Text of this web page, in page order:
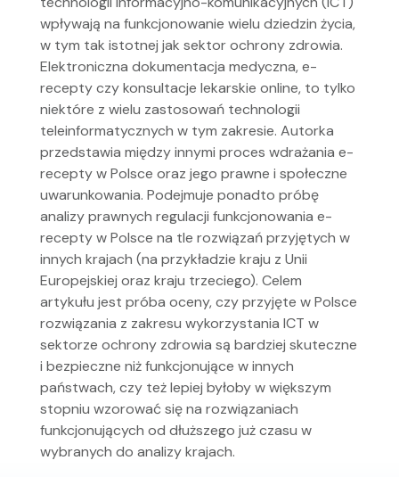
wpływają na funkcjonowanie wielu dziedzin życia,
w tym tak istotnej jak sektor ochrony zdrowia.
Elektroniczna dokumentacja medyczna, e-
recepty czy konsultacje lekarskie online, to tylko
niektóre z wielu zastosowań technologii
teleinformatycznych w tym zakresie. Autorka
przedstawia między innymi proces wdrażania e-
recepty w Polsce oraz jego prawne i społeczne
uwarunkowania. Podejmuje ponadto próbę
analizy prawnych regulacji funkcjonowania e-
recepty w Polsce na tle rozwiązań przyjętych w
innych krajach (na przykładzie kraju z Unii
Europejskiej oraz kraju trzeciego). Celem
artykułu jest próba oceny, czy przyjęte w Polsce
rozwiązania z zakresu wykorzystania ICT w
sektorze ochrony zdrowia są bardziej skuteczne
i bezpieczne niż funkcjonujące w innych
państwach, czy też lepiej byłoby w większym
stopniu wzorować się na rozwiązaniach
funkcjonujących od dłuższego już czasu w
wybranych do analizy krajach.